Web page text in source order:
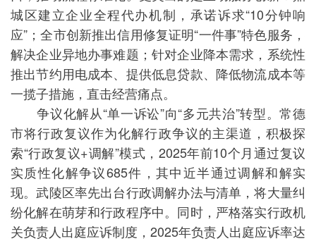
城区建立企业全程代办机制，承诺诉求“10分钟响
应”；全市创新推出信用修复证明“一件事”特色服务，
解决企业异地办事难题；针对企业降本需求，系统性
推出节约用电成本、提供低息贷款、降低物流成本等
一揽子措施，直击经营痛点。
争议化解从“单一诉讼”向“多元共治”转型。常德
市将行政复议作为化解行政争议的主渠道，积极探
索“行政复议+调解”模式，2025年前10个月通过复议
实质性化解争议685件，其中近半通过调解和解实
现。武陵区率先出台行政调解办法与清单，将大量纠
纷化解在萌芽和行政程序中。同时，严格落实行政机
关负责人出庭应诉制度，2025年负责人出庭应诉率达